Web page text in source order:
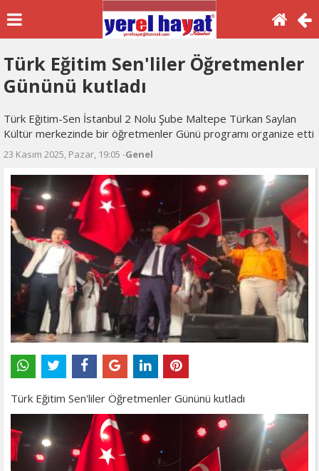
Türk Eğitim Sen'liler Öğretmenler
Gününü kutladı
Türk Eğitim-Sen İstanbul 2 Nolu Şube Maltepe Türkan Saylan
Kültür merkezinde bir öğretmenler Günü programı organize etti
23 Kasım 2025, Pazar, 19:05 -Genel
Türk Eğitim Sen'liler Öğretmenler Gününü kutladı